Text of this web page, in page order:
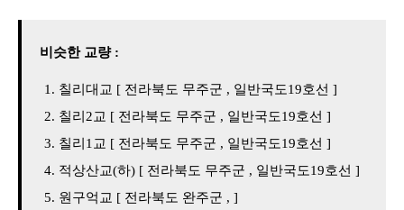
비슷한 교량 :
칠리대교 [ 전라북도 무주군 , 일반국도19호선 ]
칠리2교 [ 전라북도 무주군 , 일반국도19호선 ]
칠리1교 [ 전라북도 무주군 , 일반국도19호선 ]
적상산교(하) [ 전라북도 무주군 , 일반국도19호선 ]
원구억교 [ 전라북도 완주군 , ]